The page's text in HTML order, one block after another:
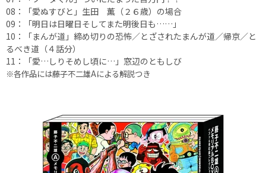
08：「愛ぬすびと」生田 薫（２６歳）の場合
09：「明日は日曜日そしてまた明後日も……」
10：「まんが道」締め切りの恐怖／とざされたまんが道／帰京／と
るべき道（４話分）
11：「愛…しりそめし頃に…」窓辺のともしび
※各作品には藤子不二雄Aによる解説つき